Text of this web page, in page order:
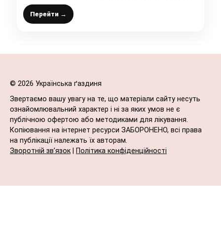
Перейти →
© 2026 Українська ґаздиня
Звертаємо вашу увагу на те, що матеріали сайту несуть
ознайомлювальний характер і ні за яких умов не є
публічною офертою або методиками для лікування.
Копіювання на інтернет ресурси ЗАБОРОНЕНО, всі права
на публікації належать їх авторам.
Зворотній зв’язок
Політика конфіденційності